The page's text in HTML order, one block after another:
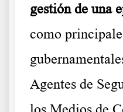
gestión de una
como
Agentes de